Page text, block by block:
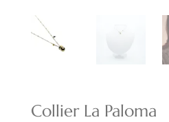
Collier La Paloma